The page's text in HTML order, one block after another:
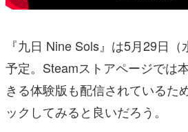
『九日 Nine Sols』は5月29日
予定。Steamストアページでは
きる体験版も配信されているた
ックしてみると良いだろう。